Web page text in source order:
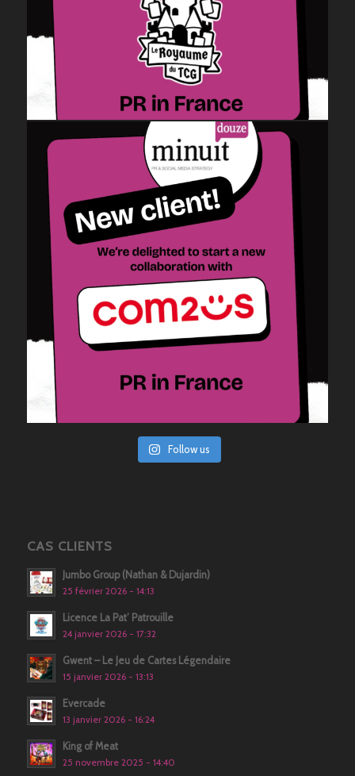
Follow us
CAS CLIENTS
Jumbo Group (Nathan & Dujardin)
25 février 2026 - 14:13
Licence La Pat’ Patrouille
24 janvier 2026 - 17:32
Gwent – Le Jeu de Cartes Légendaire
15 janvier 2026 - 13:13
Evercade
13 janvier 2026 - 16:24
King of Meat
25 novembre 2025 - 14:40